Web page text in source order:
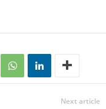
Next article